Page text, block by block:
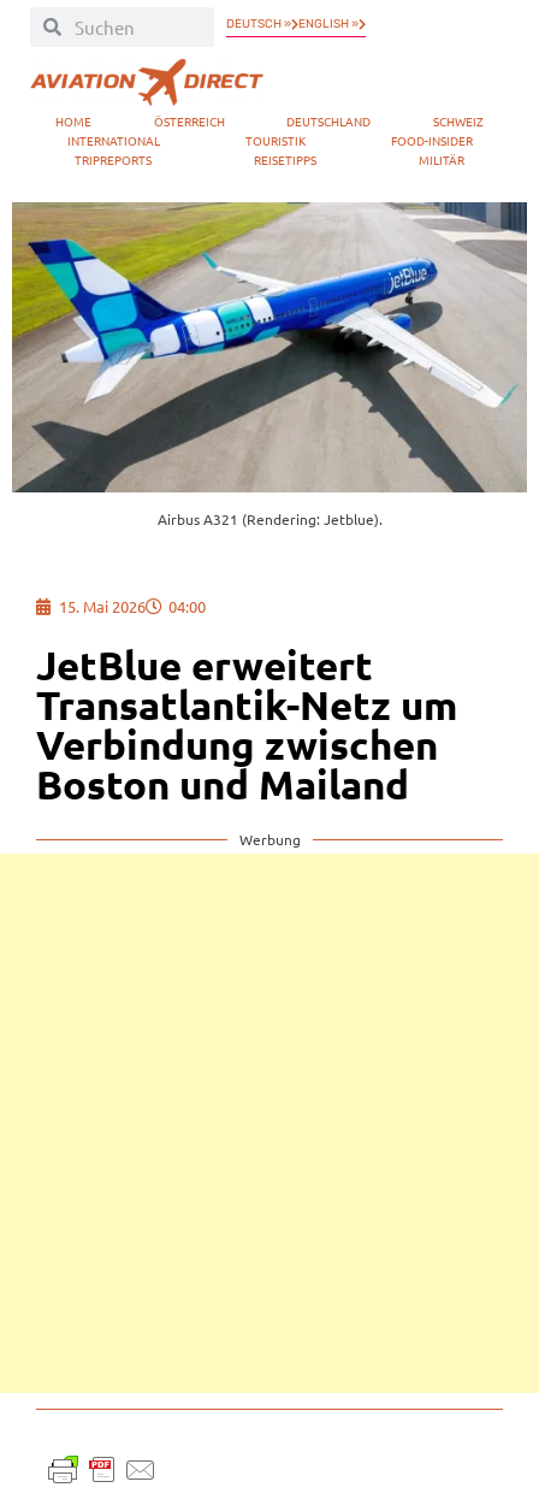
DEUTSCH » ENGLISH »
HOME ÖSTERREICH DEUTSCHLAND
SCHWEIZ
INTERNATIONAL
TOURISTIK
FOOD-INSIDER
TRIPREPORTS
REISETIPPS MILITÄR
Airbus A321 (Rendering: Jetblue).
15. Mai 2026 04:00
JetBlue erweitert
Transatlantik-Netz um
Verbindung zwischen
Boston und Mailand
Werbung